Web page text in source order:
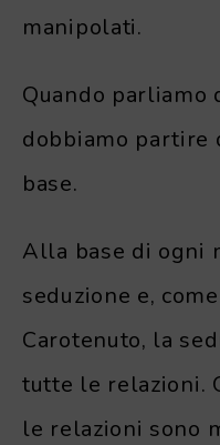
manipolati.
Quando parliamo
dobbiamo partire
base.
Alla base di ogni
seduzione e,
Carotenuto, la
tutte le relazioni.
le relazioni sono